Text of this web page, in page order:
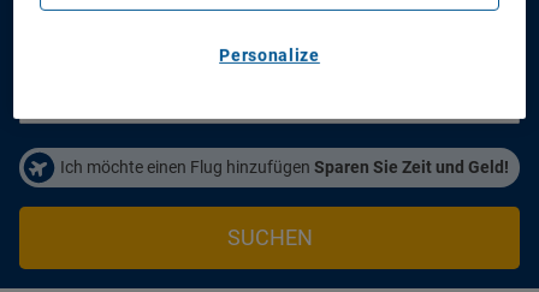
Anreisetag Abreisetag
Ich möchte einen Flug hinzufügen Sparen Sie Zeit und Geld!
SUCHEN
Personalize